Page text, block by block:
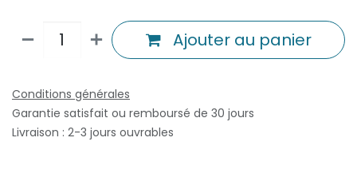
Ajouter au panier
Conditions générales
Garantie satisfait ou remboursé de 30 jours
Livraison : 2-3 jours ouvrables